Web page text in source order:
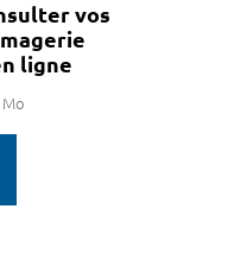
vos
ligne
Mo